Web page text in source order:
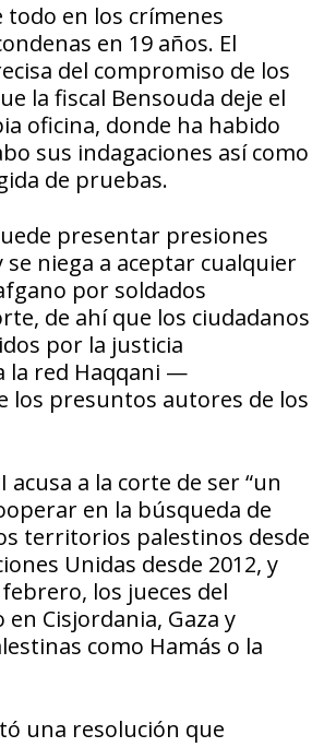
en los crímenes
en 19 años. El
del compromiso de los
la fiscal Bensouda deje el
oficina, donde ha habido
sus indagaciones así como
de pruebas.
presentar presiones
niega a aceptar cualquier
por soldados
de ahí que los ciudadanos
por la justicia
la red Haqqani —
los presuntos autores de los
a la corte de ser “un
en la búsqueda de
territorios palestinos desde
Unidas desde 2012, y
los jueces del
Cisjordania, Gaza y
como Hamás o la
una resolución que